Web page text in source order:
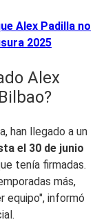
Alex Padilla no
2025
Alex
han llegado a un
el 30 de junio
tenía firmadas.
más,
equipo", informó